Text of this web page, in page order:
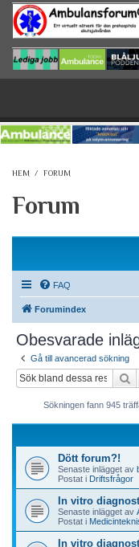
Hoppa till huvudinnehåll
HEM / FORUM
Forum